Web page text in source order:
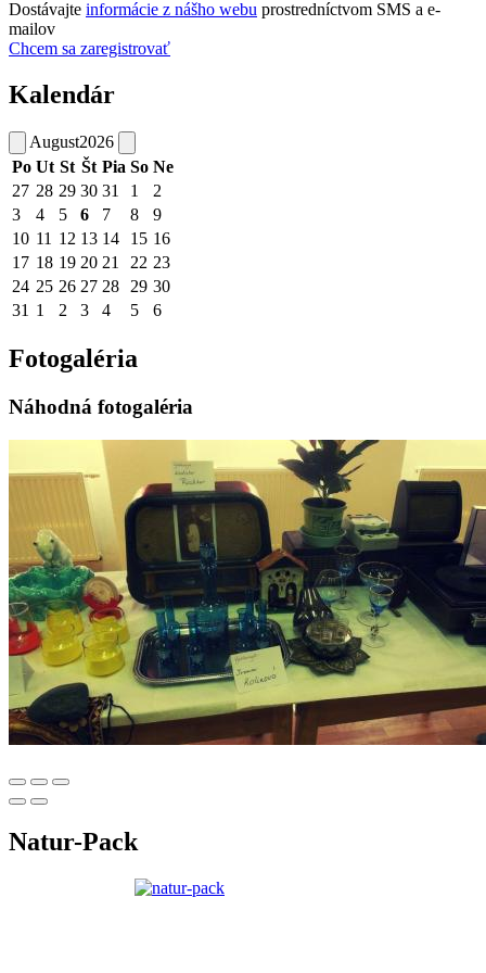
Dostávajte informácie z nášho webu prostredníctvom SMS a e-
mailov
Chcem sa zaregistrovať
Kalendár
August2026
Po Ut St Št Pia So Ne
27 28 29 30 31 1
2
3
4 5 6 7 8
9
10 11 12 13 14 15 16
17 18 19 20 21 22 23
24 25 26 27 28 29 30
31 1 2 3 4 5 6
Fotogaléria
Náhodná fotogaléria
Natur-Pack